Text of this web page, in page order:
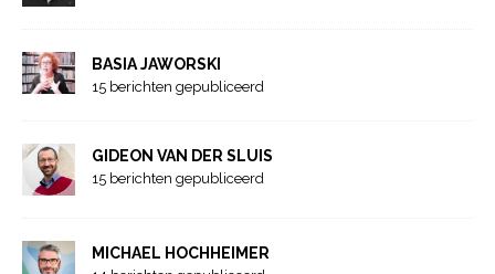
BASIA JAWORSKI
15 berichten gepubliceerd
GIDEON VAN DER SLUIS
15 berichten gepubliceerd
MICHAEL HOCHHEIMER